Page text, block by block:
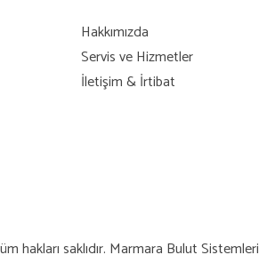
Hakkımızda
Servis ve Hizmetler
İletişim & İrtibat
hakları saklıdır. Marmara Bulut Sistemleri